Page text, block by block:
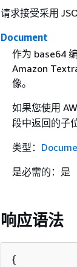
请求接受采用
Document
作为 base64
Amazon
像。
如果您使用
段中返回的子
类型：
是必需的：是
响应语法
{